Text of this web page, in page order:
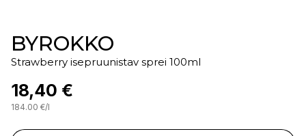
BYROKKO
Strawberry isepruunistav sprei 100ml
18,40 €
184.00 €/l